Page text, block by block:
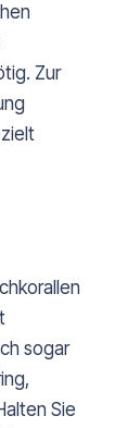
Zur
sogar
Sie